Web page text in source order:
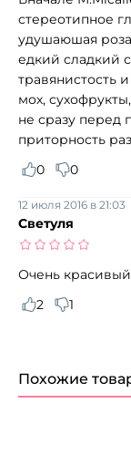
стереотипное
удушаюшая
едкий сладкий
травянистость
мох,
не сразу перед
приторность
0
0
Светуля
12 июля 2016 в 21:03
Очень
2
1
Похожие